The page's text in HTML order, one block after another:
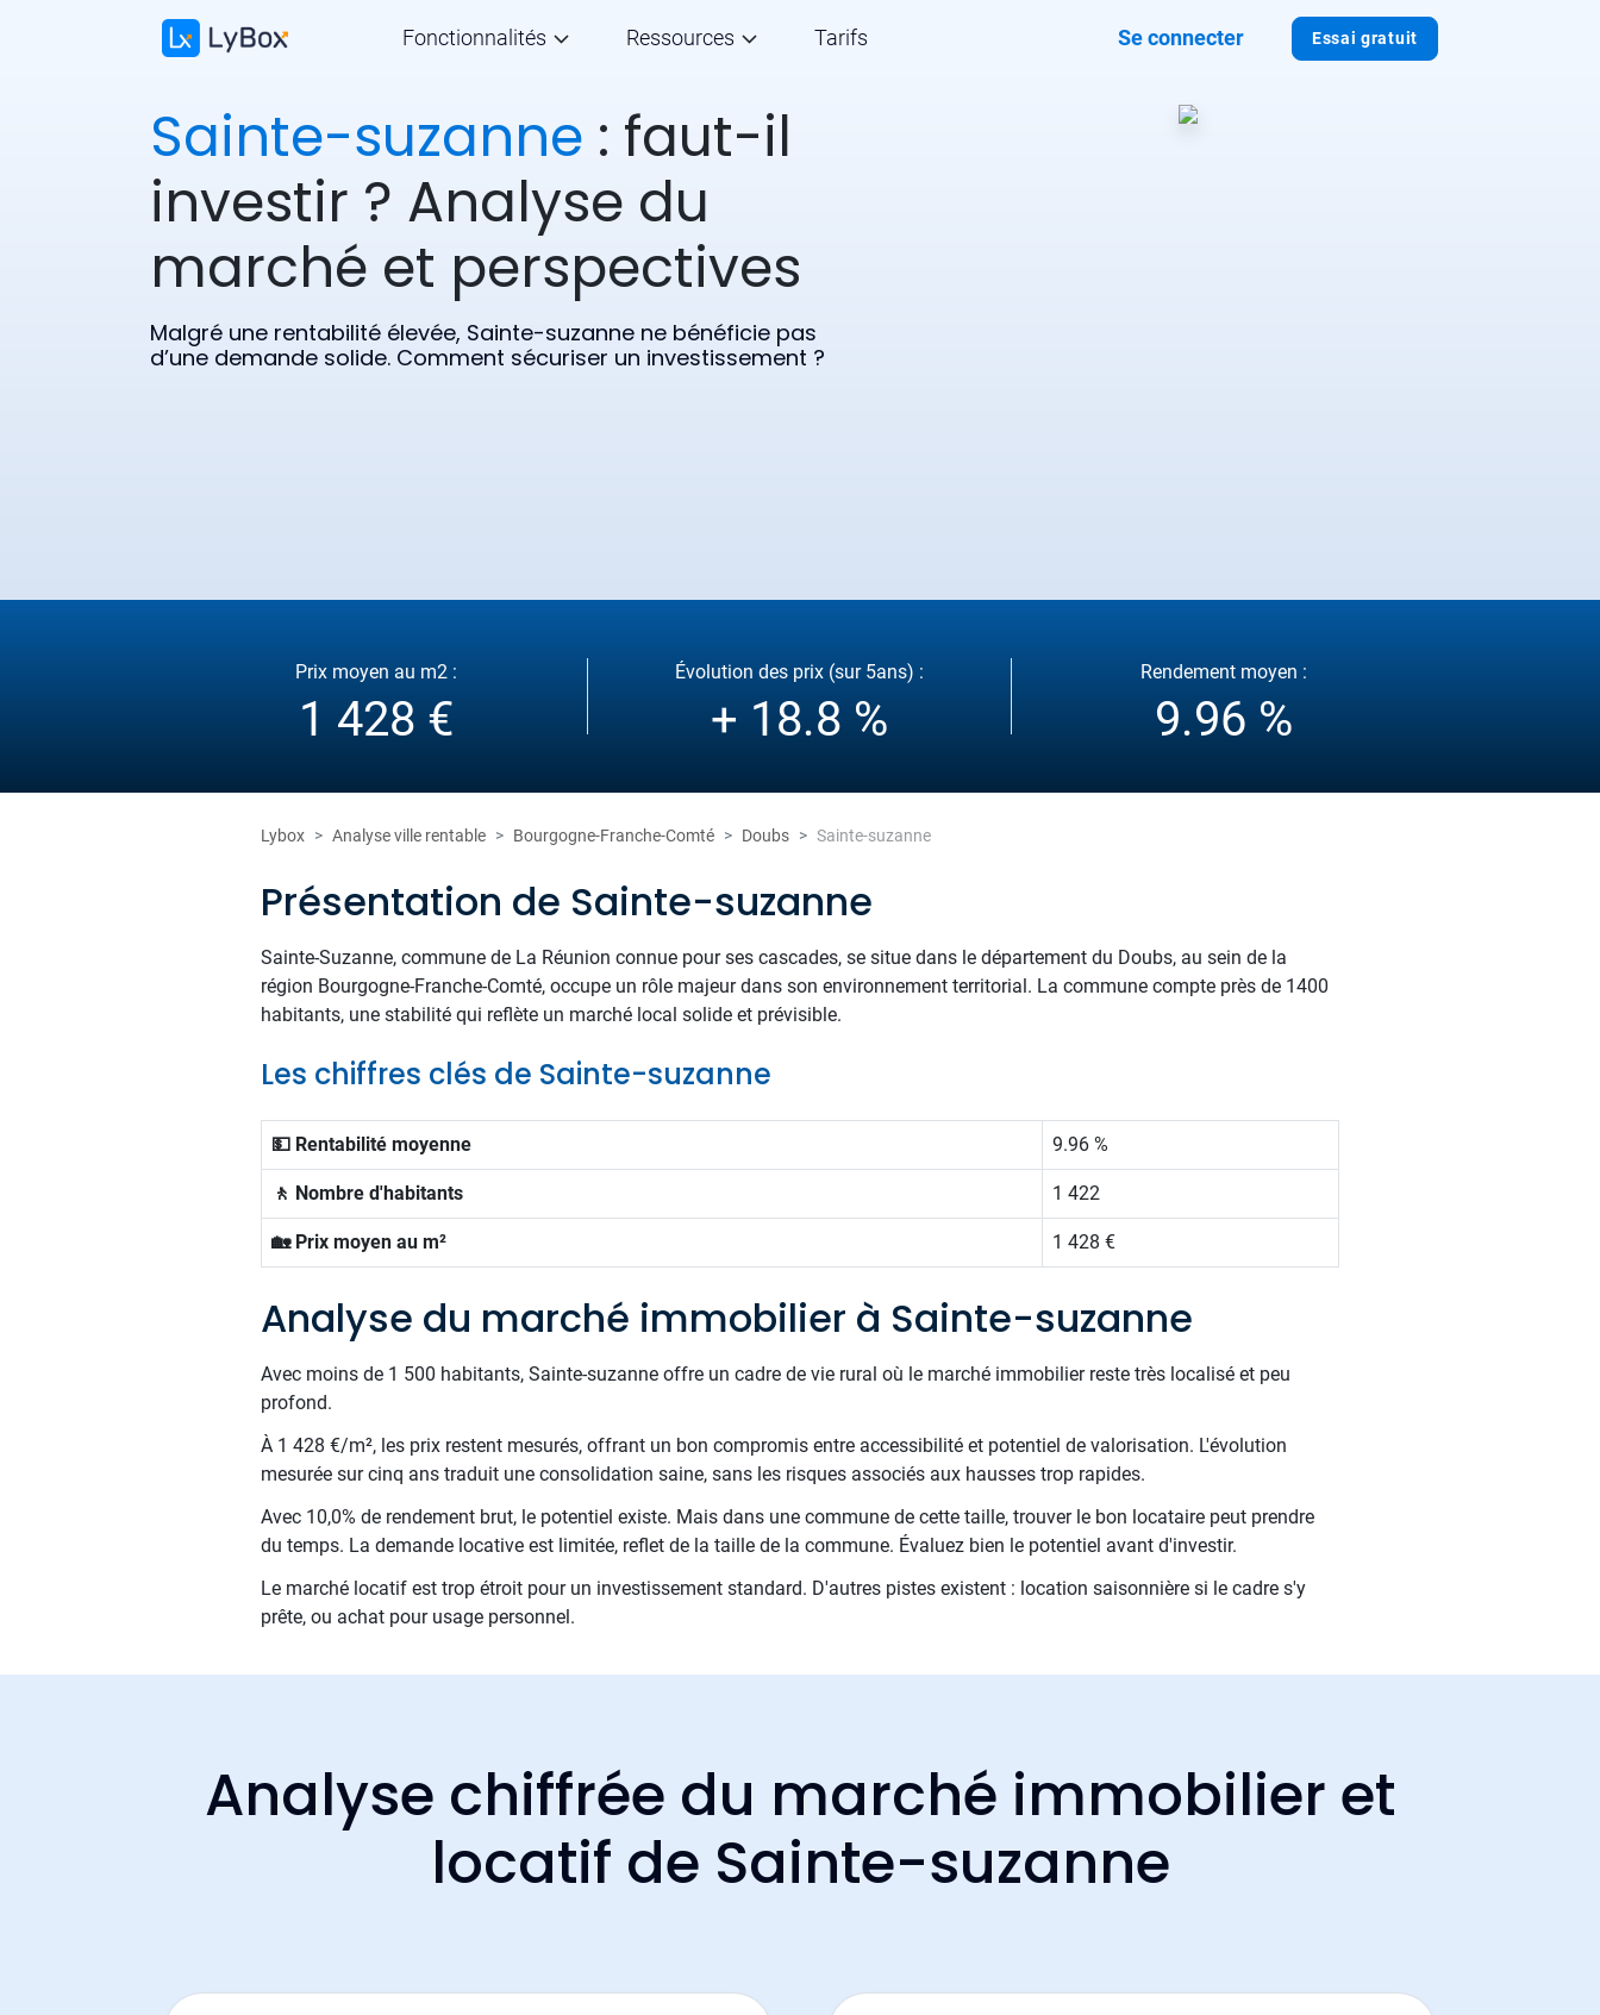
Essai gratuit
Fonctionnalités Ressources Tarifs Se connecter
Sainte-suzanne : faut-il
investir ? Analyse du
marché et perspectives
Malgré une rentabilité élevée, Sainte-suzanne ne bénéficie pas
d’une demande solide. Comment sécuriser un investissement ?
Prix moyen au m2 :
1 428 €
Évolution des prix (sur 5ans) :
+ 18.8 %
Rendement moyen :
9.96 %
Lybox Analyse ville rentable Bourgogne-Franche-Comté Doubs Sainte-suzanne
Présentation de Sainte-suzanne
Sainte-Suzanne, commune de La Réunion connue pour ses cascades, se situe dans le département du Doubs, au sein de la
région Bourgogne-Franche-Comté, occupe un rôle majeur dans son environnement territorial. La commune compte près de 1400
habitants, une stabilité qui reflète un marché local solide et prévisible.
Les chiffres clés de Sainte-suzanne
💵 Rentabilité moyenne 9.96 %
🚶 Nombre d'habitants 1 422
🏡 Prix moyen au m² 1 428 €
Analyse du marché immobilier à Sainte-suzanne
Avec moins de 1 500 habitants, Sainte-suzanne offre un cadre de vie rural où le marché immobilier reste très localisé et peu
profond.
À 1 428 €/m², les prix restent mesurés, offrant un bon compromis entre accessibilité et potentiel de valorisation. L'évolution
mesurée sur cinq ans traduit une consolidation saine, sans les risques associés aux hausses trop rapides.
Avec 10,0% de rendement brut, le potentiel existe. Mais dans une commune de cette taille, trouver le bon locataire peut prendre
du temps. La demande locative est limitée, reflet de la taille de la commune. Évaluez bien le potentiel avant d'investir.
Le marché locatif est trop étroit pour un investissement standard. D'autres pistes existent : location saisonnière si le cadre s'y
prête, ou achat pour usage personnel.
Analyse chiffrée du marché immobilier et
locatif de Sainte-suzanne